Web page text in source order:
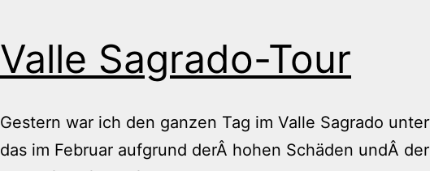
Valle Sagrado-Tour
Gestern war ich den ganzen Tag im Valle Sagrado
das im Februar aufgrund derÂ hohen Schäden undÂ